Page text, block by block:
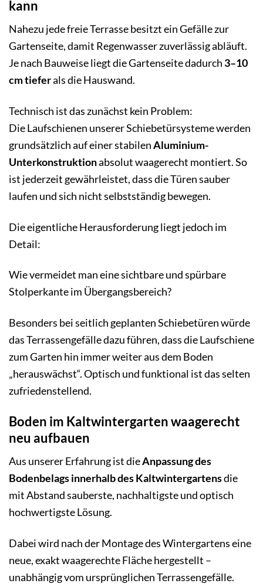
kann
Nahezu jede freie Terrasse besitzt ein Gefälle zur
Gartenseite, damit Regenwasser zuverlässig abläuft.
Je nach Bauweise liegt die Gartenseite dadurch 3–10
cm tieferals die Hauswand.
Technisch ist das zunächst kein Problem:
Die Laufschienen unserer Schiebetürsysteme werden
grundsätzlich auf einer stabilenAluminium-
Unterkonstruktionabsolut waagerecht montiert. So
ist jederzeit gewährleistet, dass die Türen sauber
laufen und sich nicht selbstständig bewegen.
Die eigentliche Herausforderung liegt jedoch im
Detail:
Wie vermeidet man eine sichtbare und spürbare
Stolperkante im Übergangsbereich?
Besonders bei seitlich geplanten Schiebetüren würde
das Terrassengefälle dazu führen, dass die Laufschiene
zum Garten hin immer weiter aus dem Boden
„herauswächst“. Optisch und funktional ist das selten
zufriedenstellend.
Boden im Kaltwintergarten waagerecht
neu aufbauen
Aus unserer Erfahrung ist dieAnpassung des
Bodenbelags innerhalb des Kaltwintergartensdie
mit Abstand sauberste, nachhaltigste und optisch
hochwertigste Lösung.
Dabei wird nach der Montage des Wintergartens eine
neue, exakt waagerechte Fläche hergestellt –
unabhängig vom ursprünglichen Terrassengefälle.